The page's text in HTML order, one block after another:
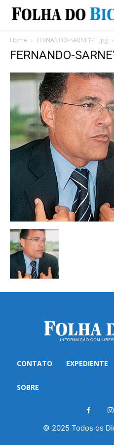
Home FERNANDO-SARNEY-1_jpg
FERNANDO-
CONTATO EXPEDIENTE
SOBRE
© 2025 Todos os